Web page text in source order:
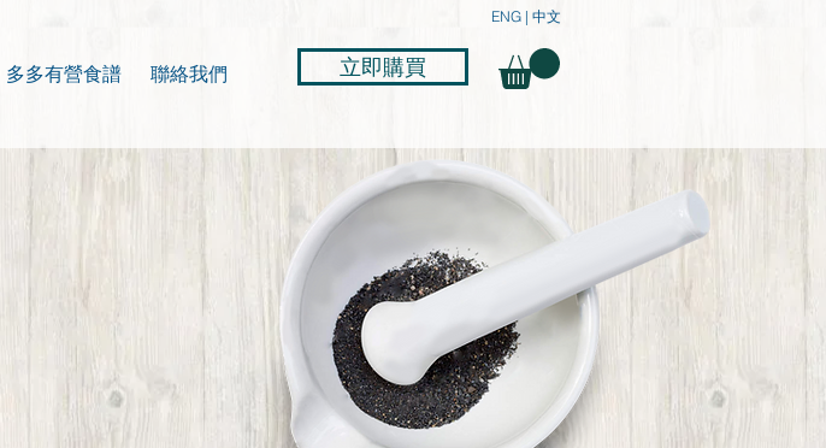
多多有營食譜 聯絡我們 立即購買
ENG | 中文